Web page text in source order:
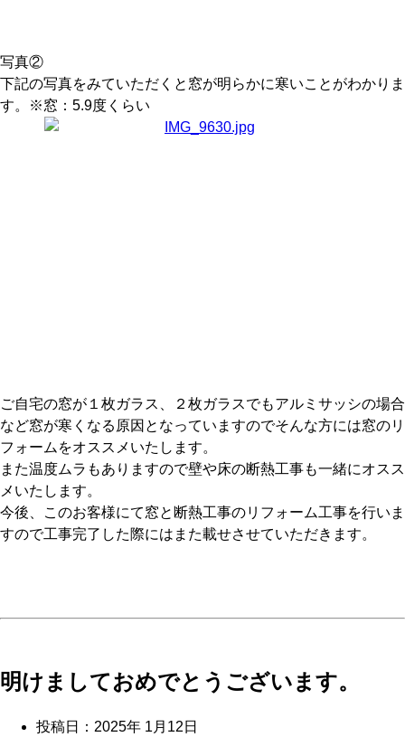
写真②
下記の写真をみていただくと窓が明らかに寒いことがわかりま
す。※窓：5.9度くらい
ご自宅の窓が１枚ガラス、２枚ガラスでもアルミサッシの場合
など窓が寒くなる原因となっていますのでそんな方には窓のリ
フォームをオススメいたします。
また温度ムラもありますので壁や床の断熱工事も一緒にオスス
メいたします。
今後、このお客様にて窓と断熱工事のリフォーム工事を行いま
すので工事完了した際にはまた載せさせていただきます。
明けましておめでとうございます。
投稿日：2025年 1月12日